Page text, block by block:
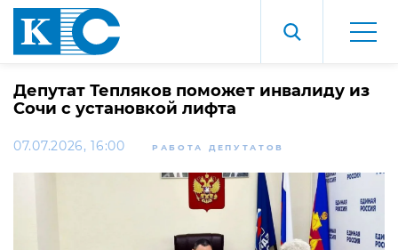
Депутат Тепляков поможет инвалиду из
Сочи с установкой лифта
07.07.2026, 16:00 РАБОТА ДЕПУТАТОВ